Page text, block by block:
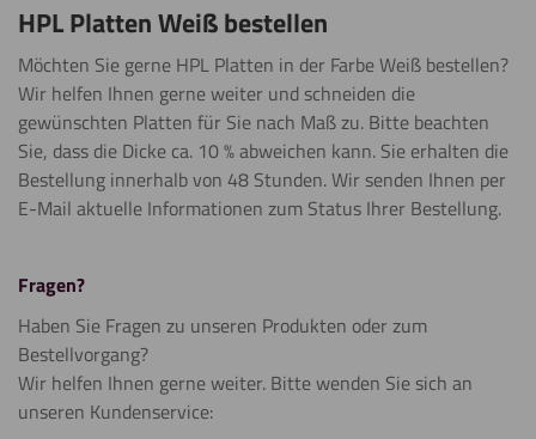
HPL Platten Weiß bestellen
Möchten Sie gerne HPL Platten in der Farbe Weiß bestellen?
Wir helfen Ihnen gerne weiter und schneiden die
gewünschten Platten für Sie nach Maß zu. Bitte beachten
Sie, dass die Dicke ca. 10 % abweichen kann. Sie erhalten die
Bestellung innerhalb von 48 Stunden. Wir senden Ihnen per
E-Mail aktuelle Informationen zum Status Ihrer Bestellung.
Fragen?
Haben Sie Fragen zu unseren Produkten oder zum
Bestellvorgang?
Wir helfen Ihnen gerne weiter. Bitte wenden Sie sich an
unseren Kundenservice: